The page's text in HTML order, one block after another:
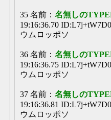
35 名前： 名無しの
19:16:36.70 ID:L7j+tW7D0
ウムロッポソ
36 名前： 名無しの
19:16:36.75 ID:L7j+tW7D0
ウムロッポソ
37 名前： 名無しの
19:16:36.81 ID:L7j+tW7D0
ウムロッポソ